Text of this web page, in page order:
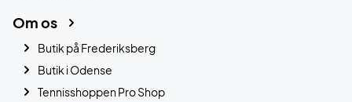
Om os
Butik på Frederiksberg
Butik i Odense
Tennisshoppen Pro Shop